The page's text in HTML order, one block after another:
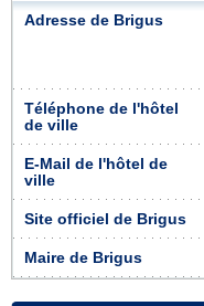
Adresse de Brigus
Téléphone de l'hôtel
de ville
E-Mail de l'hôtel de
ville
Site officiel de Brigus
Maire de Brigus